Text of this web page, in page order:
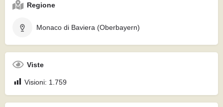
Regione
Monaco di Baviera (Oberbayern)
Viste
Visioni: 1.759